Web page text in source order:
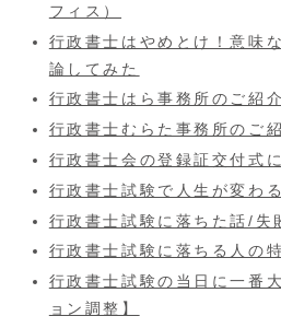
フィス）
行政書士はやめとけ！意味
論してみた
行政書士はら事務所のご紹介
行政書士むらた事務所のご
行政書士会の登録証交付式
行政書士試験で人生が変わ
行政書士試験に落ちた話/失
行政書士試験に落ちる人の
行政書士試験の当日に一番
ョン調整】